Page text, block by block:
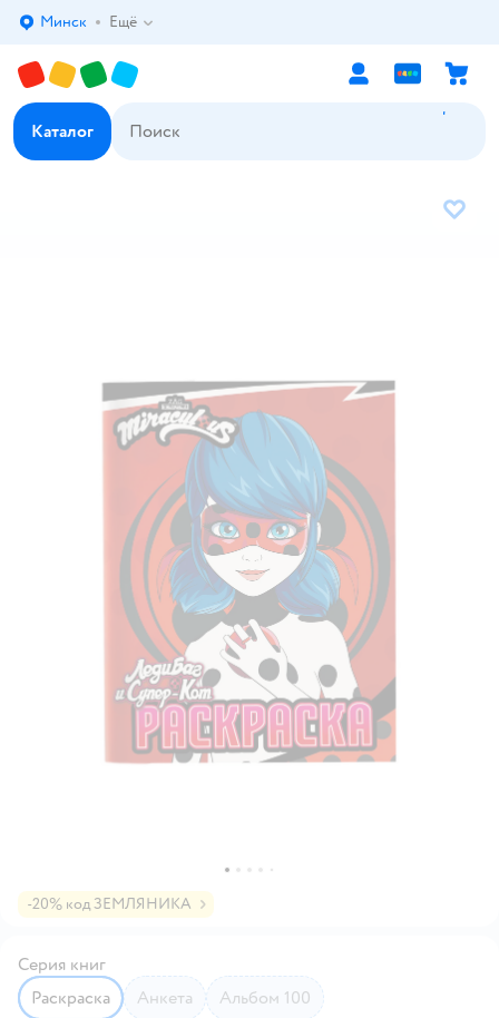
Выбор адреса доставки.
Минск Ещё
Каталог
В
-20% код ЗЕМЛЯНИКА
Серия книг
Раскраска
Анкета
Альбом 100